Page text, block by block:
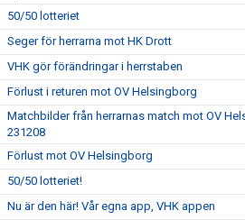
50/50 lotteriet
Seger för herrarna mot HK Drott
VHK gör förändringar i herrstaben
Förlust i returen mot OV Helsingborg
Matchbilder från herrarnas match mot OV
231208
Förlust mot OV Helsingborg
50/50 lotteriet!
Nu är den här! Vår egna app, VHK appen